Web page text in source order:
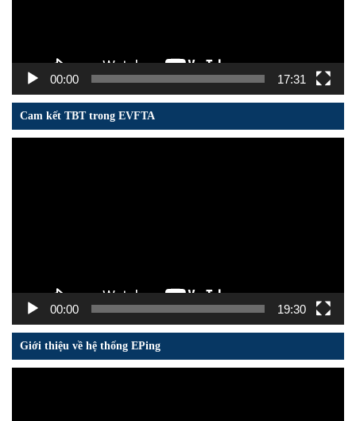
00:00 17:31
Cam kết TBT trong EVFTA
00:00 19:30
Giới thiệu về hệ thống EPing